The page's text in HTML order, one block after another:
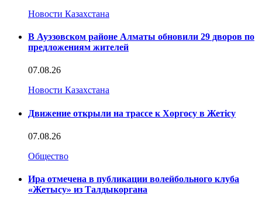
Новости Казахстана
В Ауэзовском районе Алматы обновили 29 дворов по
предложениям жителей
07.08.26
Новости Казахстана
Движение открыли на трассе к Хоргосу в Жетісу
07.08.26
Общество
Ира отмечена в публикации волейбольного клуба
«Жетысу» из Талдыкоргана